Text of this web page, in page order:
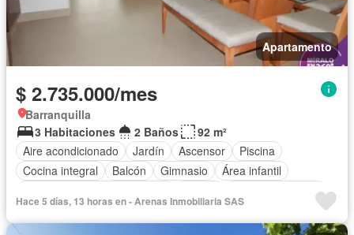
Apartamento
$ 2.735.000/mes
Barranquilla
3 Habitaciones
2 Baños
92 m²
Aire acondicionado
Jardín Ascensor
Piscina
Cocina integral
Balcón Gimnasio
Área infantil
Vista panorámica
Cocina amoblada
Barbecue Closet
Sauna
Hace 5 días, 13 horas en - Arenas Inmobiliaria SAS